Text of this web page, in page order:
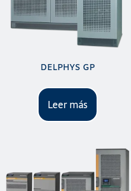
DELPHYS GP
Leer más